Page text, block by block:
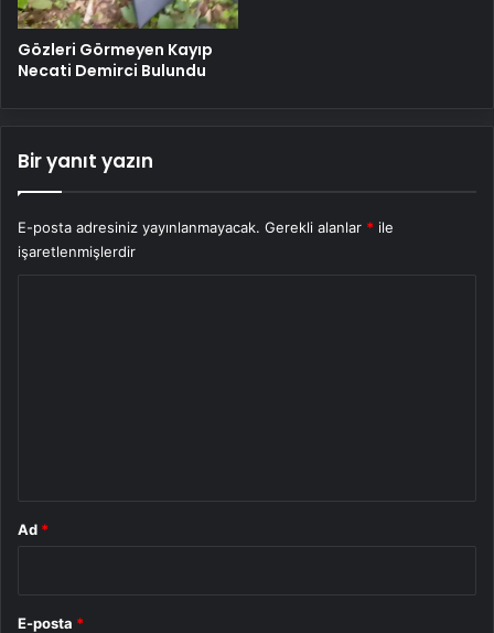
Gözleri Görmeyen Kayıp
Necati Demirci Bulundu
Bir yanıt yazın
E-posta adresiniz yayınlanmayacak. Gerekli alanlar * ile
işaretlenmişlerdir
Ad *
E-posta *